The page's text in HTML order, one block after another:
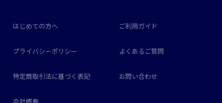
はじめての方へ ご利用ガイド
プライバシーポリシー よくあるご質問
特定商取引法に基づく表記 お問い合わせ